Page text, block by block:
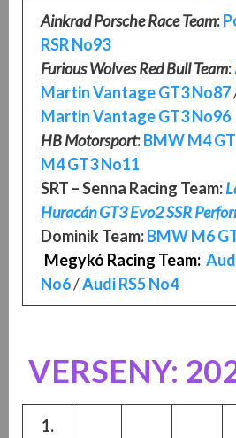
Ainkrad Porsche Race Team:
RSRNo93
Furious Wolves Red Bull Team:
MartinVantage GT3 No87
MartinVantage GT3 No96
HB Motorsport:BMW M4
M4 GT3No11
SRT – Senna Racing Team:
Huracán GT3 Evo2 SSR
Dominik Team:BMW M6
Megykó Racing Team:
No6/Audi RS5 No4
VERSENY:
1.